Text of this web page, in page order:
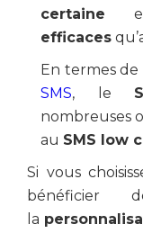
certaine
efficaces
En termes de
SMS, le
nombreuses
au SMS low
Si vous
bénéficier
la